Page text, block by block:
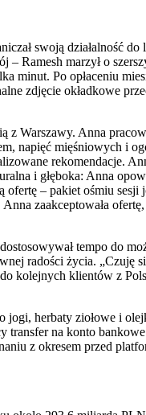
swoją działalność do
Ramesh marzył o
minut. Po opłaceniu
zdjęcie okładkowe
Warszawy. Anna
napięć mięśniowych i
rekomendacje.
i głęboka: Anna
– pakiet ośmiu
zaakceptowała
tempo do
radości życia. „Czuję
kolejnych klientów z
jogi, herbaty ziołowe i
na konto
z okresem przed